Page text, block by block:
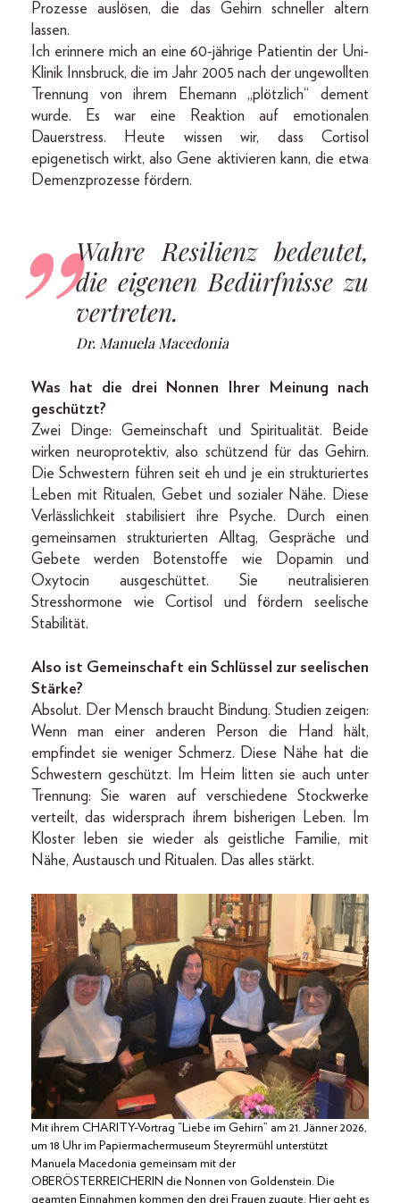
Prozesse auslösen, die das Gehirn schneller altern
lassen.
Ich erinnere mich an eine 60-jährige Patientin der Uni-
Klinik Innsbruck, die im Jahr 2005 nach der ungewollten
Trennung von ihrem Ehemann „plötzlich“ dement
wurde. Es war eine Reaktion auf emotionalen
Dauerstress. Heute wissen wir, dass Cortisol
epigenetisch wirkt, also Gene aktivieren kann, die etwa
Demenzprozesse fördern.
Wahre Resilienz bedeutet,
die eigenen Bedürfnisse zu
vertreten.
Dr. Manuela Macedonia
Was hat die drei Nonnen Ihrer Meinung nach
geschützt?
Zwei Dinge: Gemeinschaft und Spiritualität. Beide
wirken neuroprotektiv, also schützend für das Gehirn.
Die Schwestern führen seit eh und je ein strukturiertes
Leben mit Ritualen, Gebet und sozialer Nähe. Diese
Verlässlichkeit stabilisiert ihre Psyche. Durch einen
gemeinsamen strukturierten Alltag, Gespräche und
Gebete werden Botenstoffe wie Dopamin und
Oxytocin ausgeschüttet. Sie neutralisieren
Stresshormone wie Cortisol und fördern seelische
Stabilität.
Also ist Gemeinschaft ein Schlüssel zur seelischen
Stärke?
Absolut. Der Mensch braucht Bindung. Studien zeigen:
Wenn man einer anderen Person die Hand hält,
empfindet sie weniger Schmerz. Diese Nähe hat die
Schwestern geschützt. Im Heim litten sie auch unter
Trennung: Sie waren auf verschiedene Stockwerke
verteilt, das widersprach ihrem bisherigen Leben. Im
Kloster leben sie wieder als geistliche Familie, mit
Nähe, Austausch und Ritualen. Das alles stärkt.
Mit ihrem CHARITY-Vortrag “Liebe im Gehirn” am 21. Jänner 2026,
um 18 Uhr im Papiermachermuseum Steyrermühl unterstützt
Manuela Macedonia gemeinsam mit der
OBERÖSTERREICHERIN die Nonnen von Goldenstein. Die
geamten Einnahmen kommen den drei Frauen zugute. Hier geht es